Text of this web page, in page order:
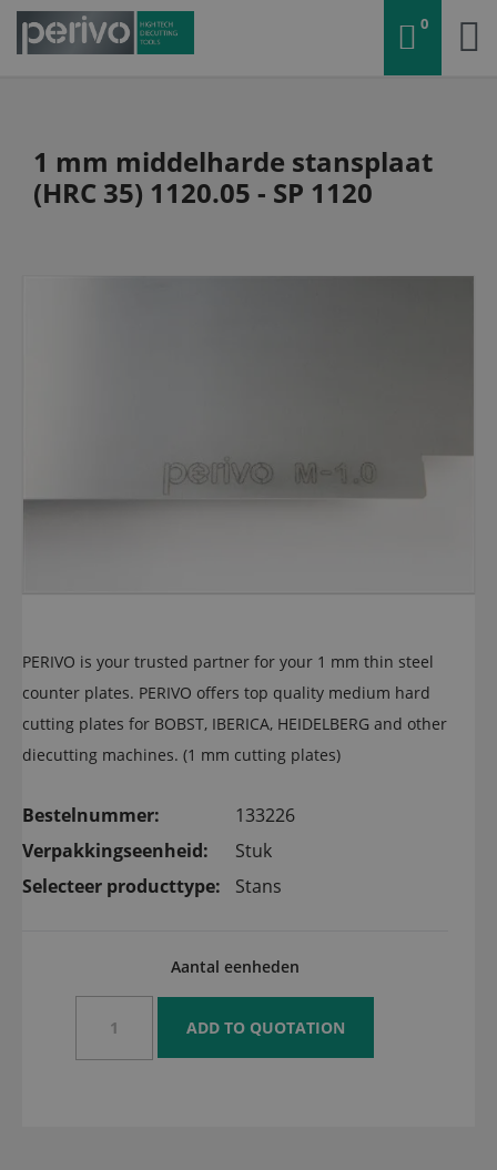
0
1 mm middelharde stansplaat
(HRC 35) 1120.05 - SP 1120
PERIVO is your trusted partner for your 1 mm thin steel
counter plates. PERIVO offers top quality medium hard
cutting plates for BOBST, IBERICA, HEIDELBERG and other
diecutting machines. (1 mm cutting plates)
Bestelnummer:
133226
Verpakkingseenheid:
Stuk
Selecteer producttype:
Stans
Aantal eenheden